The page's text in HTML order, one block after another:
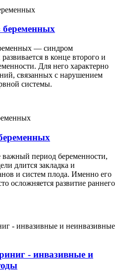
беременных
— синдром
в конце второго и
Для него характерно
связанных с нарушением
системы.
период беременности,
длится закладка и
и систем плода. Именно его
осложняется развитие раннего
- инвазивные и